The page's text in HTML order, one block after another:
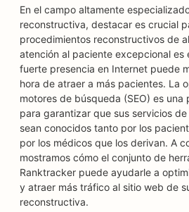
En el campo altamente
reconstructiva, destacar es crucial
procedimientos reconstructivos de
atención al paciente excepcional es
fuerte presencia en Internet puede
hora de atraer a más pacientes. La
motores de búsqueda (SEO) es una
para garantizar que sus servicios
sean conocidos tanto por los
por los médicos que los derivan. A
mostramos cómo el conjunto de
Ranktracker puede ayudarle a
y atraer más tráfico al sitio web de
reconstructiva.